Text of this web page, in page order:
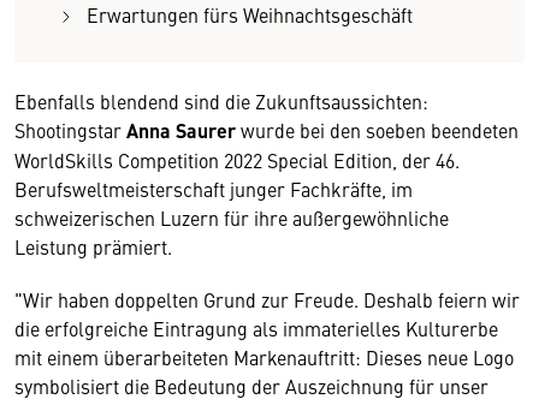
Erwartungen fürs Weihnachtsgeschäft
Ebenfalls blendend sind die Zukunftsaussichten:
ShootingstarAnna Saurerwurde bei den soeben beendeten
WorldSkills Competition 2022 Special Edition, der 46.
Berufsweltmeisterschaft junger Fachkräfte, im
schweizerischen Luzern für ihre außergewöhnliche
Leistung prämiert.
"Wir haben doppelten Grund zur Freude. Deshalb feiern wir
die erfolgreiche Eintragung als immaterielles Kulturerbe
mit einem überarbeiteten Markenauftritt: Dieses neue Logo
symbolisiert die Bedeutung der Auszeichnung für unser